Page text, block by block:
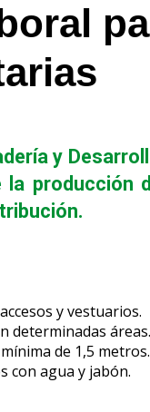
y
producción
y vestuarios.
determinadas áreas.
de 1,5 metros.
con agua y jabón.